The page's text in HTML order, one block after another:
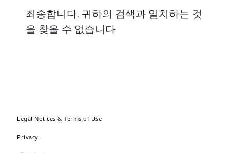
죄송합니다. 귀하의 검색과 일치하는 것
을 찾을 수 없습니다
Legal Notices & Terms of Use
Privacy